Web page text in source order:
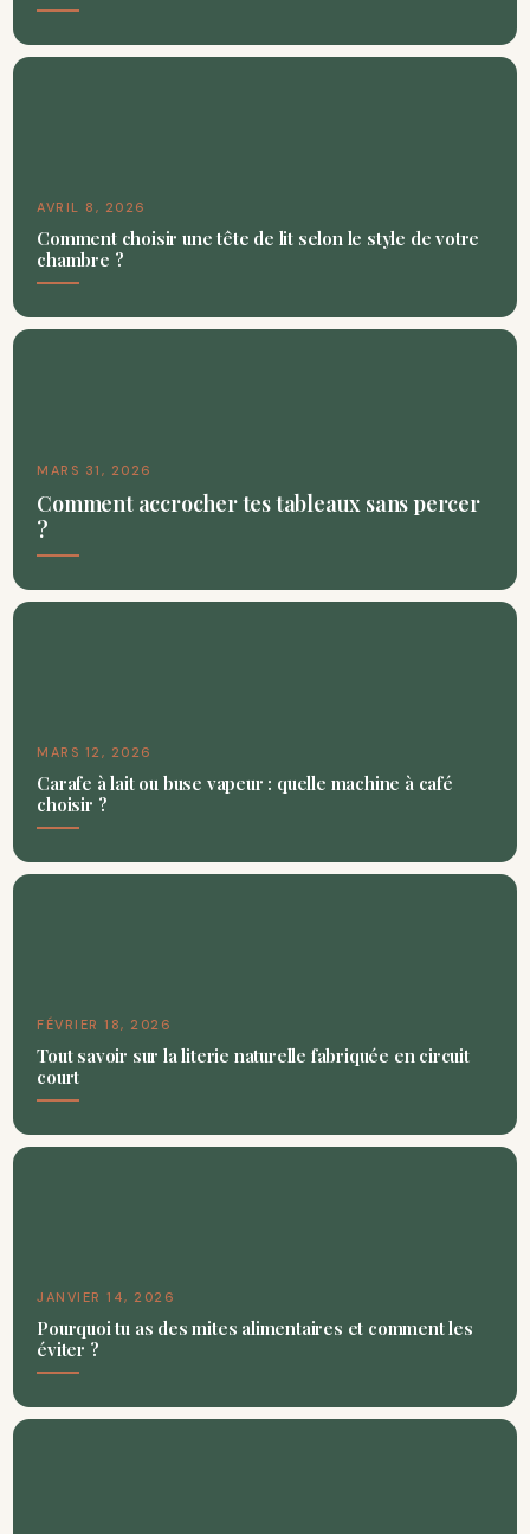
AVRIL 8, 2026
Comment choisir une tête de lit selon le style de votre
chambre ?
MARS 31, 2026
Comment accrocher tes tableaux sans percer
?
MARS 12, 2026
Carafe à lait ou buse vapeur : quelle machine à café
choisir ?
FÉVRIER 18, 2026
Tout savoir sur la literie naturelle fabriquée en circuit
court
JANVIER 14, 2026
Pourquoi tu as des mites alimentaires et comment les
éviter ?